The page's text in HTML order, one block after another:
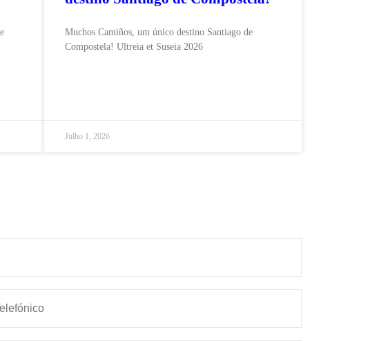
Muchos Camiños, um único destino Santiago de
Compostela! Ultreia et Suseia 2026
Julho 1, 2026